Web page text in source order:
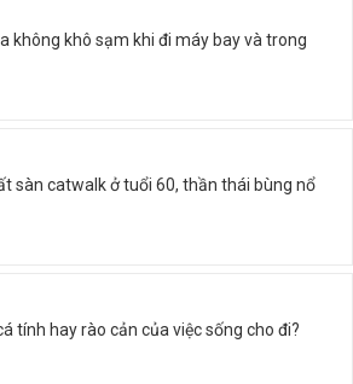
không khô sạm khi đi máy bay và trong
sàn catwalk ở tuổi 60, thần thái bùng nổ
tính hay rào cản của việc sống cho đi?